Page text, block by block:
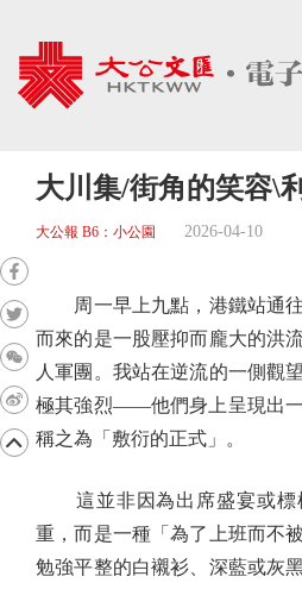
大川集/街角的笑容\
大公報 B6：小公園 2026-04-10
周一早上九點，港鐵站通往
而來的是一股壓抑而龐大的洪
人軍團。我站在逆流的一側觀
極其強烈——他們身上呈現出
稱之為「敷衍的正式」。
這並非因為出席盛宴或標
重，而是一種「為了上班而不
勉強平整的白襯衫、深藍或灰